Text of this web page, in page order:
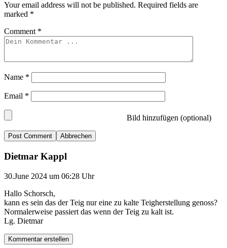
Your email address will not be published. Required fields are
marked *
Comment *
Name *
Email *
Bild hinzufügen (optional)
Abbrechen
Dietmar Kappl
30.June 2024 um 06:28 Uhr
Hallo Schorsch,
kann es sein das der Teig nur eine zu kalte Teigherstellung genoss?
Normalerweise passiert das wenn der Teig zu kalt ist.
Lg. Dietmar
Kommentar erstellen